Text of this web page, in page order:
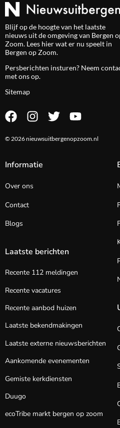
Blijf op de hoogte van het laatste
nieuws uit de omgeving van Bergen
Zoom. Lees hier wat er nu speelt in
Bergen op Zoom.
Persberichten insturen? Neem
met ons op.
Sitemap
© 2026 nieuwsuitbergenopzoom.nl
Informatie
Over ons
Contact
Blogs
Laatste berichten
Recente 112 meldingen
Recente vacatures
Recente aanbod huizen
Laatste bekendmakingen
Laatste externe nieuwsberichten
Aankomende evenementen
Gemiste kerkdiensten
Duugo
ecoTribe markt bergen op zoom